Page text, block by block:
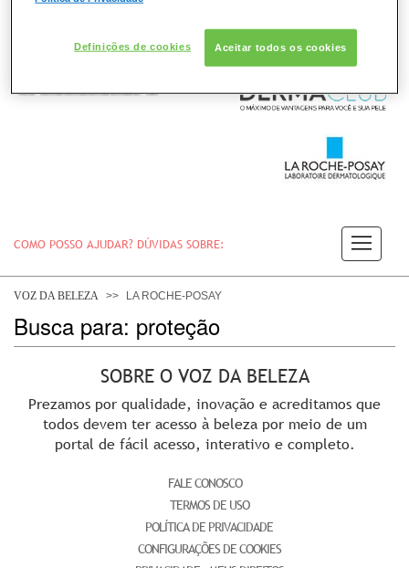
COMO POSSO AJUDAR? DÚVIDAS SOBRE:
PELE
DESODORANTE
VOZ DA BELEZA LA ROCHE-POSAY
Busca para: proteção
SOBRE O VOZ DA BELEZA
Prezamos por qualidade, inovação e acreditamos que
todos devem ter acesso à beleza por meio de um
portal de fácil acesso, interativo e completo.
FALE CONOSCO
TERMOS DE USO
POLÍTICA DE PRIVACIDADE
CONFIGURAÇÕES DE COOKIES
Definições de cookies Aceitar todos os cookies